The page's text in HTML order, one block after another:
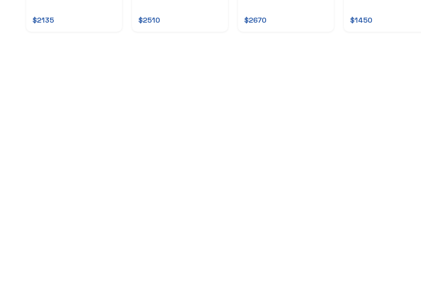
$2135 $2510 $2670 $1450